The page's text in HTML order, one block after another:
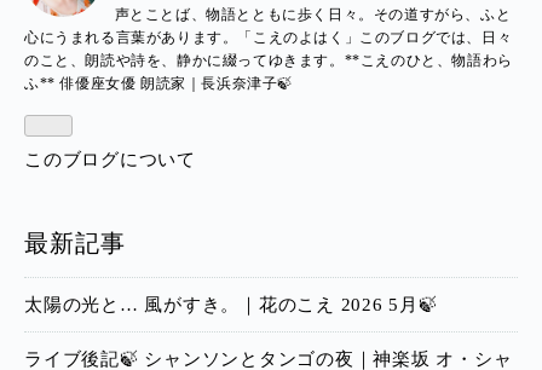
ログ
Pro
声とことば、物語とともに歩く日々。その道すがら、ふと
心にうまれる言葉があります。「こえのよはく」このブログでは、日々
のこと、朗読や詩を、静かに綴ってゆきます。**こえのひと、物語わら
ふ** 俳優座女優 朗読家｜長浜奈津子🍃
このブログについて
最新記事
太陽の光と… 風がすき。｜花のこえ 2026 5月🍃
ライブ後記🍃 シャンソンとタンゴの夜｜神楽坂 オ・シャ